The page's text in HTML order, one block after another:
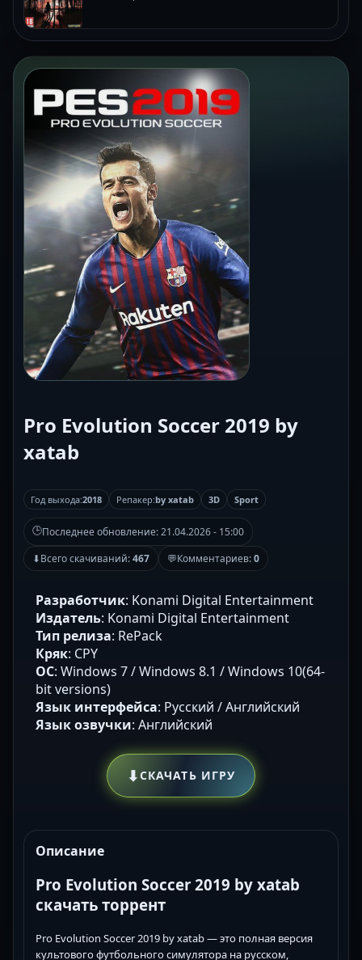
Pro Evolution Soccer 2019 by
xatab
Год выхода:2018 Репакер:by xatab 3D Sport
🕒Последнее обновление:21.04.2026 - 15:00
⬇Всего скачиваний:467 💬Комментариев:0
Разработчик: Konami Digital Entertainment
Издатель: Konami Digital Entertainment
Тип релиза: RePack
Кряк: CPY
ОС: Windows 7 / Windows 8.1 / Windows 10(64-
bit versions)
Язык интерфейса: Русский / Английский
Язык озвучки: Английский
⬇СКАЧАТЬ ИГРУ
Описание
Pro Evolution Soccer 2019 by xatab
скачать торрент
Pro Evolution Soccer 2019 by xatab — это полная версия
культового футбольного симулятора на русском,